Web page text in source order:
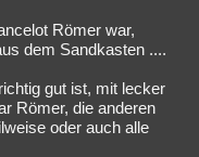
Römer war,
dem Sandkasten ....
gut ist, mit lecker
Römer, die anderen
oder auch alle